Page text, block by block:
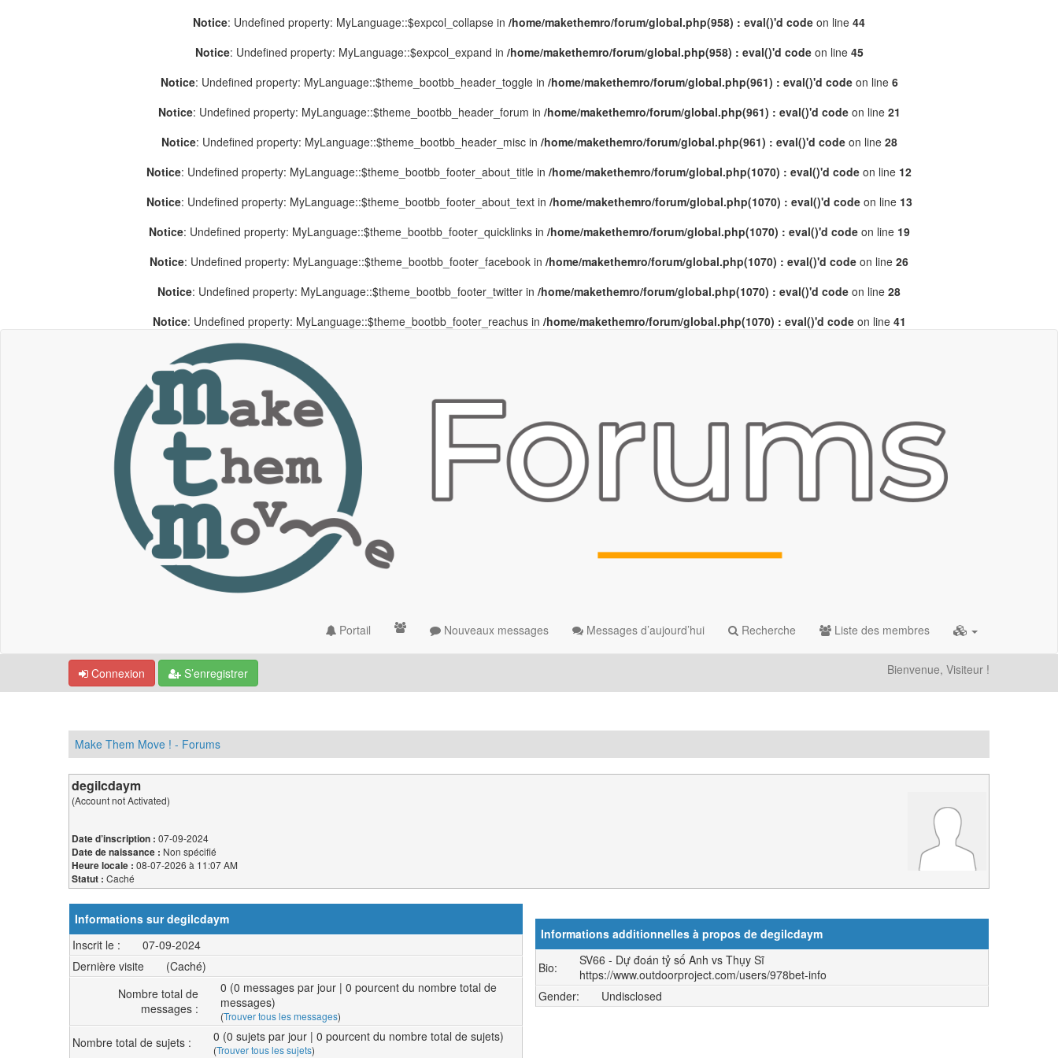
Notice: Undefined property: MyLanguage::$expcol_collapse in /home/makethemro/forum/global.php(958) : eval()'d code on line 44
Notice: Undefined property: MyLanguage::$expcol_expand in /home/makethemro/forum/global.php(958) : eval()'d codeon line 45
Notice: Undefined property: MyLanguage::$theme_bootbb_header_toggle in /home/makethemro/forum/global.php(961) : eval()'d codeon line 6
Notice: Undefined property: MyLanguage::$theme_bootbb_header_forum in /home/makethemro/forum/global.php(961) : eval()'d codeon line 21
Notice: Undefined property: MyLanguage::$theme_bootbb_header_misc in /home/makethemro/forum/global.php(961) : eval()'d codeon line 28
Notice: Undefined property: MyLanguage::$theme_bootbb_footer_about_title in /home/makethemro/forum/global.php(1070) : eval()'d code on line 12
Notice: Undefined property: MyLanguage::$theme_bootbb_footer_about_text in /home/makethemro/forum/global.php(1070) : eval()'d codeon line 13
Notice: Undefined property: MyLanguage::$theme_bootbb_footer_quicklinks in /home/makethemro/forum/global.php(1070) : eval()'d codeon line 19
Notice: Undefined property: MyLanguage::$theme_bootbb_footer_facebook in /home/makethemro/forum/global.php(1070) : eval()'d code on line 26
Notice: Undefined property: MyLanguage::$theme_bootbb_footer_twitter in /home/makethemro/forum/global.php(1070) : eval()'d code on line 28
Notice: Undefined property: MyLanguage::$theme_bootbb_footer_reachus in /home/makethemro/forum/global.php(1070) : eval()'d codeon line 41
Portail Nouveaux messages Messages d’aujourd’hui Recherche Liste des membres
Connexion S’enregistrer Bienvenue, Visiteur !
Make Them Move ! - Forums
degilcdaym
(Account not Activated)
Date d’inscription : 07-09-2024
Date de naissance : Non spécifié
Heure locale : 08-07-2026 à 11:07 AM
Statut : Caché
Informations sur degilcdaym
Inscrit le :
07-09-2024
Dernière visite
(Caché)
Nombre total de
messages :
0 (0 messages par jour | 0 pourcent du nombre total de
messages)
(Trouver tous les messages)
Nombre total de sujets : 0 (0 sujets par jour | 0 pourcent du nombre total de sujets)
(Trouver tous les sujets)
Informations additionnelles à propos de degilcdaym
Bio:
SV66 - Dự đoán tỷ số Anh vs Thụy Sĩ
https://www.outdoorproject.com/users/978bet-info
Gender:
Undisclosed